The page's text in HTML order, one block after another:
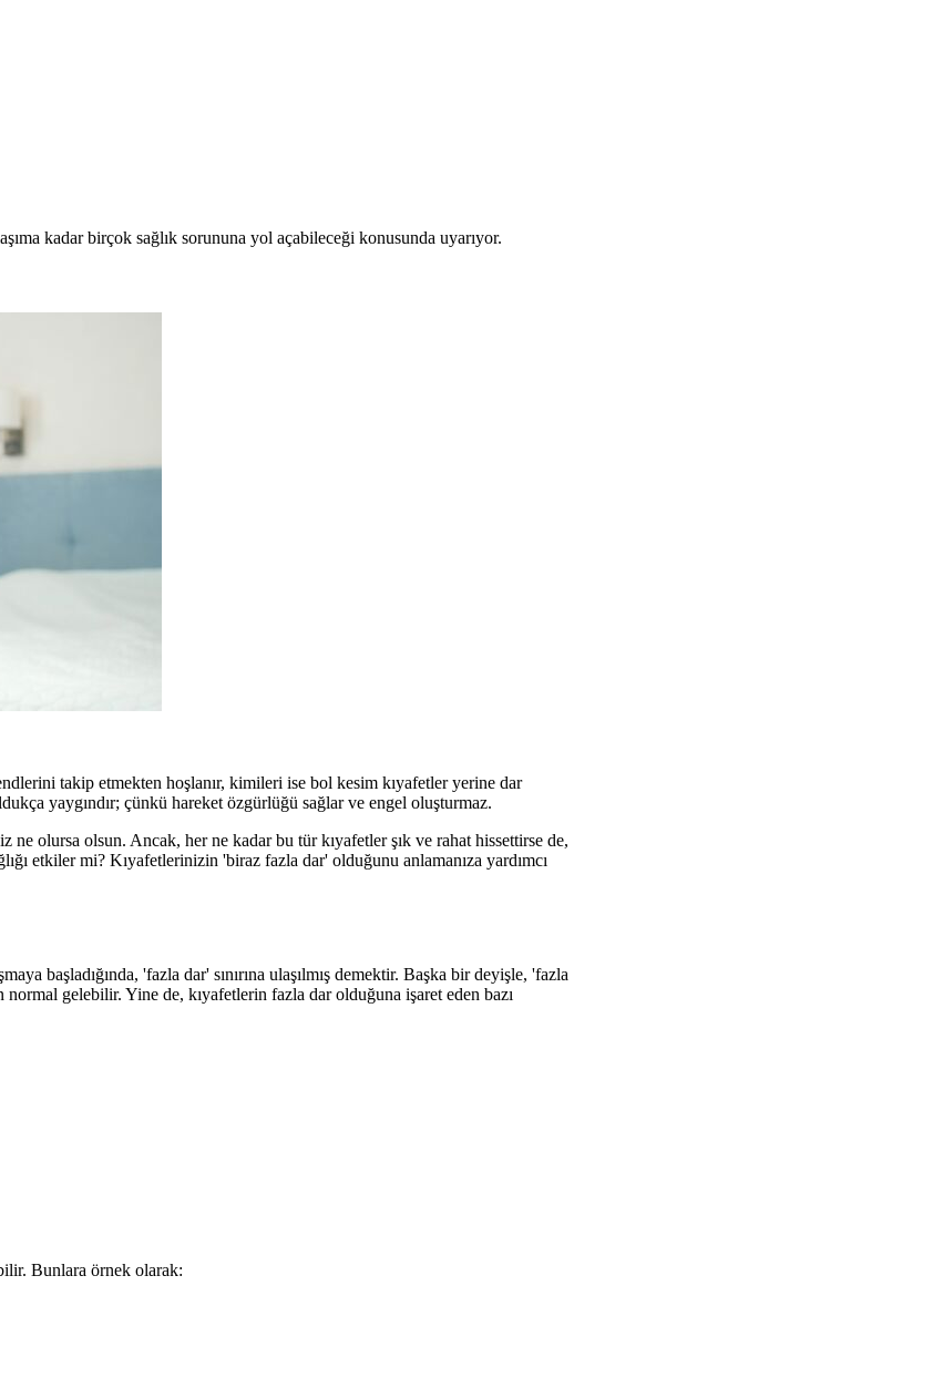
kadar birçok sağlık sorununa yol açabileceği konusunda uyarıyor.
takip etmekten hoşlanır, kimileri ise bol kesim kıyafetler yerine dar
yaygındır; çünkü hareket özgürlüğü sağlar ve engel oluşturmaz.
olursa olsun. Ancak, her ne kadar bu tür kıyafetler şık ve rahat hissettirse de,
etkiler mi? Kıyafetlerinizin 'biraz fazla dar' olduğunu anlamanıza yardımcı
başladığında, 'fazla dar' sınırına ulaşılmış demektir. Başka bir deyişle, 'fazla
gelebilir. Yine de, kıyafetlerin fazla dar olduğuna işaret eden bazı
Bunlara örnek olarak: